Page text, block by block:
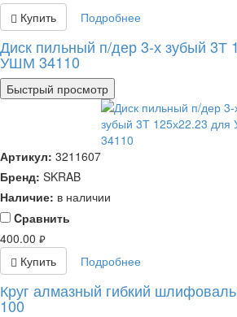
Купить
Подробнее
Диск пильный п/дер 3-х зубый 3Т
УШМ 34110
Быстрый просмотр
Артикул: 3211607
Бренд: SKRAB
Наличие: в наличии
Cравнить
400.00 руб.
Купить Подробнее
Круг алмазный гибкий
100